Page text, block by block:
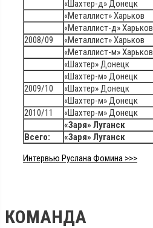
«Шахтер-д» Донецк
«Металлист» Харьков
«Металлист-д» Харьков
2008/09
«Металлист» Харьков
«Металлист-м» Харьков
«Шахтер» Донецк
«Шахтер-м» Донецк
2009/10
«Шахтер» Донецк
«Шахтер-м» Донецк
2010/11
«Шахтер-м» Донецк
«Заря» Луганск
Всего:
«Заря» Луганск
Интервью Руслана Фомина >>>
КОМАНДА